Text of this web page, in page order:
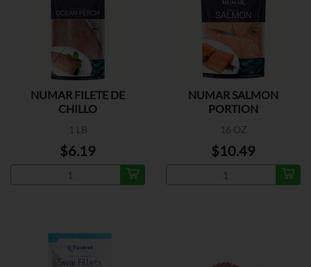
NUMAR FILETE DE
CHILLO
1 LB
$6.19
NUMAR SALMON
PORTION
16 OZ
$10.49